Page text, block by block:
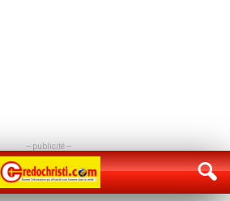
-- publicité --